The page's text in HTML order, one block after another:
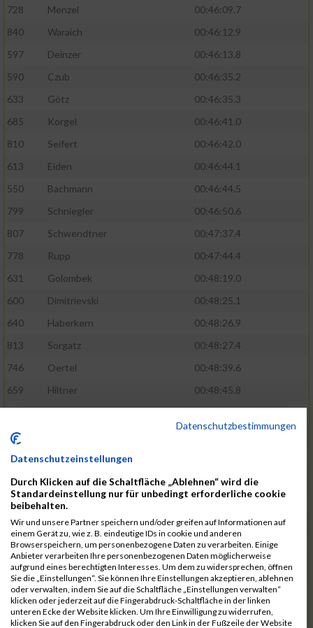
728
Menzel
00:46:09.7
840
Waraich
00:46:12.9
597
Deinzer
00:46:13.8
590
Czub
00:46:35.2
633
Götz
00:46:35.3
685
Korgel
00:46:41.0
810
Seifert
00:46:42.0
613
Eiden
00:46:44.1
550
Bachmann
00:46:44.5
799
Schniegler
00:46:50.6
807
Schwendtner
00:47:37.4
778
Rupp
00:47:44.4
631
Golombek
00:48:19.0
600
Dimitrievski
00:48:25.1
640
Haberkern
00:48:26.9
813
Sorgatz
00:48:27.4
746
Oertel
00:48:39.6
659
Hiltner
00:48:45.8
776
593
Dänzer
772
Röder
00:48:57.2
802
Schrödel
561
Berisha
00:49:41.7
808
Seeberger
00:49:56.1
760
Polster
00:49:56.6
647
Heidt
00:49:57.3
742
Niculaica 00:50:04.8
Datenschutzbestimmungen
Datenschutzeinstellungen
Durch Klicken auf die Schaltfläche „Ablehnen“ wird die
Standardeinstellung nur für unbedingt erforderliche cookie
beibehalten.
Wir und unsere Partner speichern und/oder greifen auf Informationen auf
einem Gerät zu, wie z. B. eindeutige IDs in cookie und anderen
Browserspeichern, um personenbezogene Daten zu verarbeiten. Einige
Anbieter verarbeiten Ihre personenbezogenen Daten möglicherweise
aufgrund eines berechtigten Interesses. Um dem zu widersprechen, öffnen
Sie die „Einstellungen“. Sie können Ihre Einstellungen akzeptieren, ablehnen
oder verwalten, indem Sie auf die Schaltfläche „Einstellungen verwalten“
klicken oder jederzeit auf die Fingerabdruck-Schaltfläche in der linken
unteren Ecke der Website klicken. Um Ihre Einwilligung zu widerrufen,
klicken Sie auf den Fingerabdruck oder den Link in der Fußzeile der Website